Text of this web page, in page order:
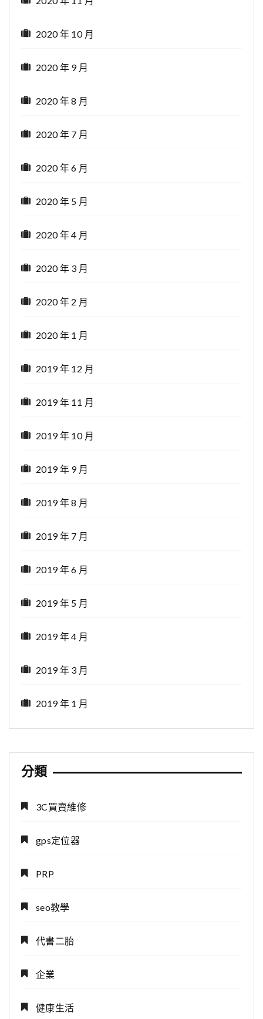
2020 年 10 月
2020 年 9 月
2020 年 8 月
2020 年 7 月
2020 年 6 月
2020 年 5 月
2020 年 4 月
2020 年 3 月
2020 年 2 月
2020 年 1 月
2019 年 12 月
2019 年 11 月
2019 年 10 月
2019 年 9 月
2019 年 8 月
2019 年 7 月
2019 年 6 月
2019 年 5 月
2019 年 4 月
2019 年 3 月
2019 年 1 月
分類
3C買賣維修
gps定位器
PRP
seo教學
代書二胎
企業
健康生活